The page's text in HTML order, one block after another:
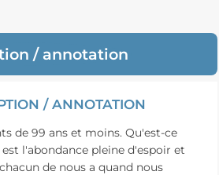
/ annotation
/ ANNOTATION
de 99 ans et moins. Qu'est-ce
l'abondance pleine d'espoir et
de nous a quand nous